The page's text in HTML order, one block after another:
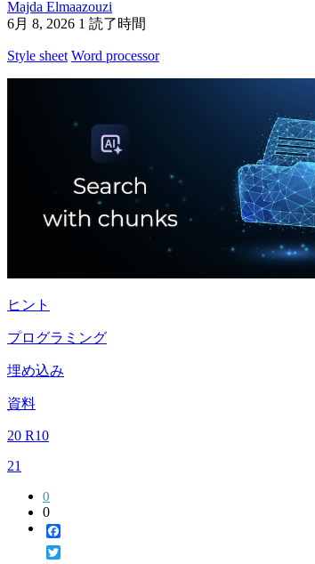
Majda Elmaazouzi
6月 8, 2026 1 読了時間
Style sheet Word processor
ヒント
プログラミング
埋め込み
資料
20 R10
21
0
0